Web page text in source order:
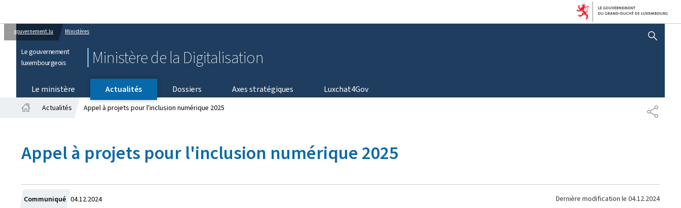
gouvernement.lu Ministères
Le gouvernement
luxembourgeois
Ministère de la Digitalisation
AFFICHER / MASQUER
Le ministère Actualités Dossiers Axes stratégiques
Luxchat4Gov
Actualités Appel à projets pour l'inclusion numérique 2025
Appel à projets pour l'inclusion numérique 2025
Communiqué Crée
04.12.2024 Dernière modification le 04.12.2024